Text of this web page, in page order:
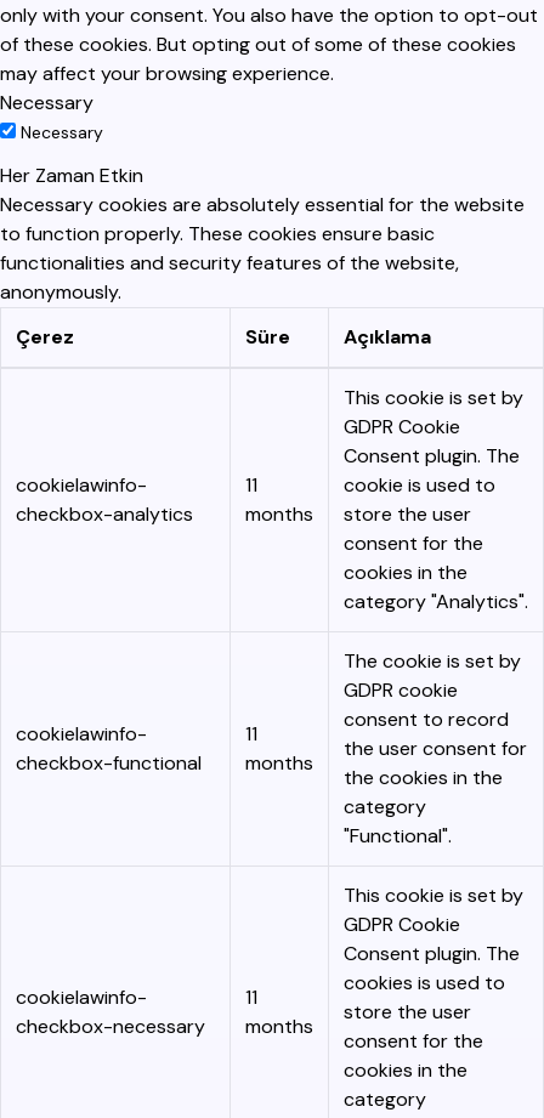
only with your consent. You also have the option to opt-out
of these cookies. But opting out of some of these cookies
may affect your browsing experience.
Necessary
Necessary
Her Zaman Etkin
Necessary cookies are absolutely essential for the website
to function properly. These cookies ensure basic
functionalities and security features of the website,
anonymously.
Çerez
Süre Açıklama
cookielawinfo-
checkbox-analytics
11
months
This cookie is set by
GDPR Cookie
Consent plugin. The
cookie is used to
store the user
consent for the
cookies in the
category "Analytics".
cookielawinfo-
checkbox-functional
11
months
The cookie is set by
GDPR cookie
consent to record
the user consent for
the cookies in the
category
"Functional".
cookielawinfo-
checkbox-necessary
11
months
This cookie is set by
GDPR Cookie
Consent plugin. The
cookies is used to
store the user
consent for the
cookies in the
category